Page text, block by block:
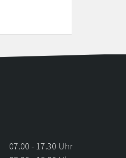
07.00 - 17.30 Uhr